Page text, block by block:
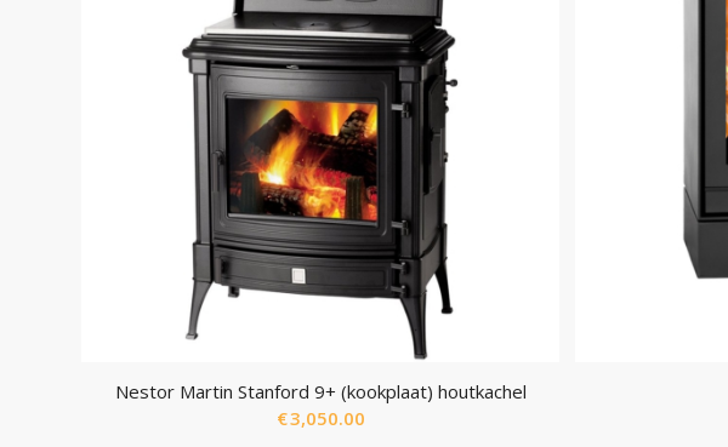
Nestor Martin Stanford 9+ (kookplaat) houtkachel
€3,050.00